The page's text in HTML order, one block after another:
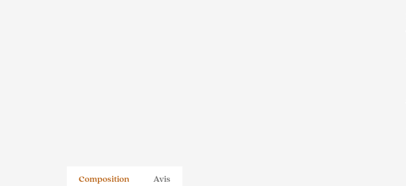
Composition Avis